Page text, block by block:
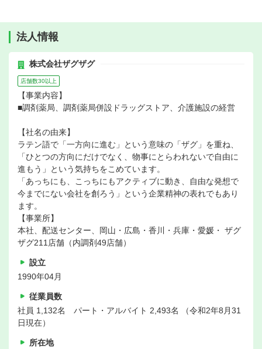
法人情報
株式会社ザグザグ
店舗数30以上
【事業内容】
■調剤薬局、調剤薬局併設ドラッグストア、介護施設の経営
【社名の由来】
ラテン語で「一方向に進む」という意味の「ザグ」を重ね、
「ひとつの方向にだけでなく、物事にとらわれないで自由に
進もう」という気持ちをこめています。
「あっちにも、こっちにもアクティブに動き、自由な発想で
今までにない会社を創ろう」という企業精神の表れでもあり
ます。
【事業所】
本社、配送センター、岡山・広島・香川・兵庫・愛媛・ ザグ
ザグ211店舗（内調剤49店舗）
設立
1990年04月
従業員数
社員 1,132名 パート・アルバイト 2,493名 （令和2年8月31
日現在）
所在地